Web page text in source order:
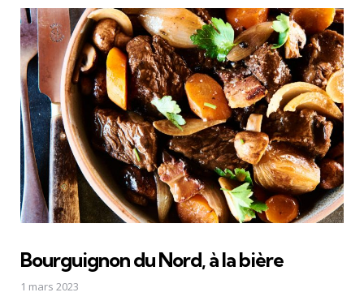
Bourguignon du Nord, à la bière
1 mars 2023